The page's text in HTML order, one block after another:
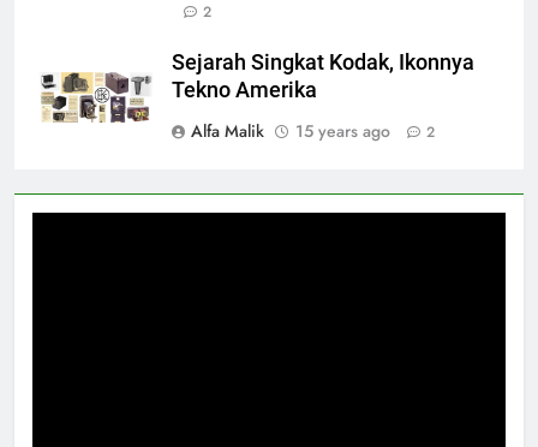
2
Sejarah Singkat Kodak, Ikonnya
Tekno Amerika
Alfa Malik
15 years ago 2